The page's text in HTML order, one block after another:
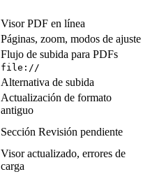
Visor PDF en línea
Páginas, zoom, modos de ajuste
Flujo de subida para PDFs
file://
Alternativa de subida
Actualización de formato
antiguo
Sección Revisión pendiente
Visor actualizado, errores de
carga